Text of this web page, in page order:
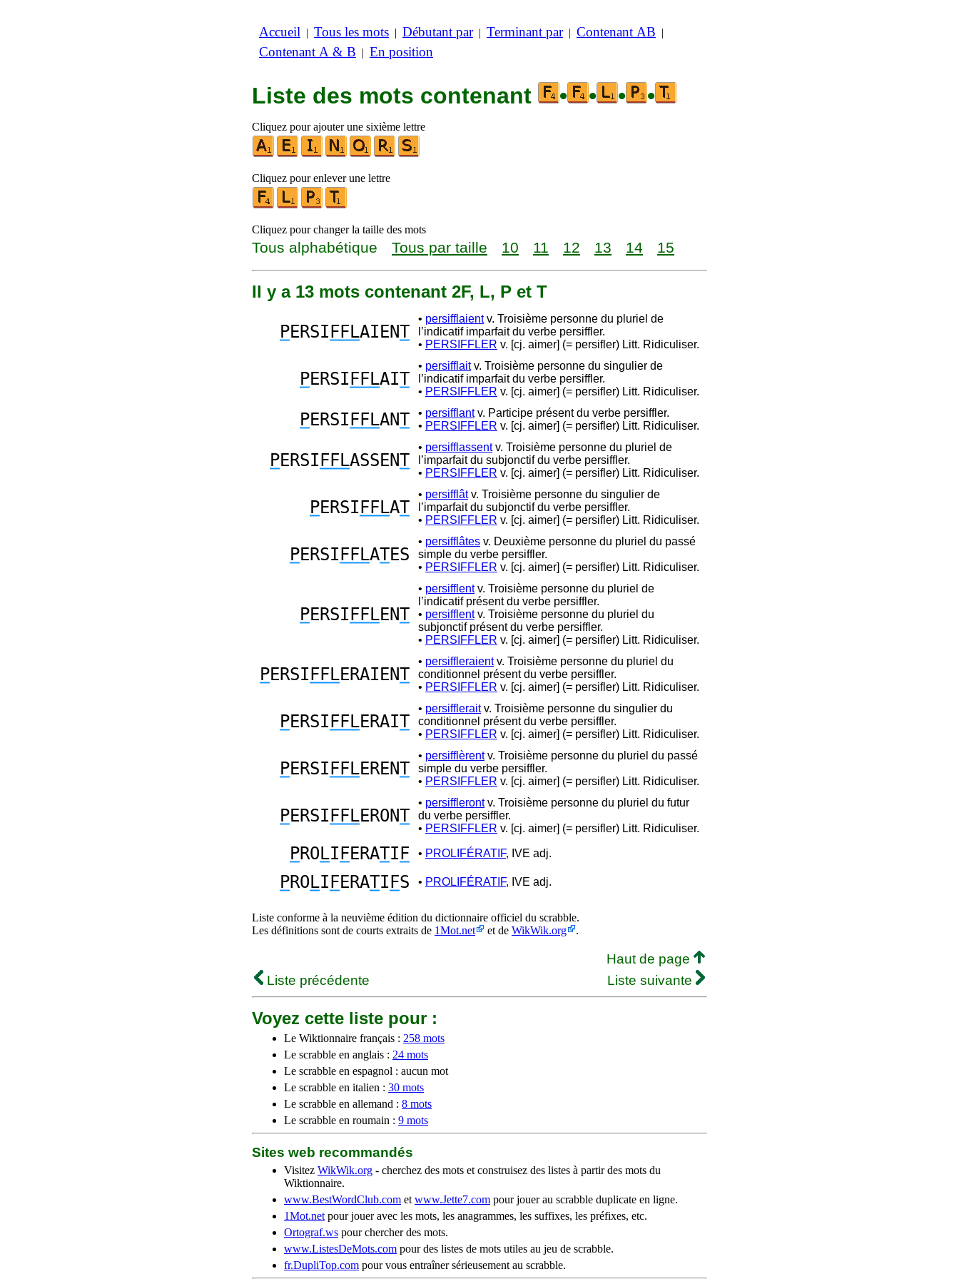
Accueil | Tous les mots | Débutant par| Terminant par| Contenant AB |
Contenant A & B | En position
Liste des mots contenant • • • •
Cliquez pour ajouter une sixième lettre
Cliquez pour enlever une lettre
Cliquez pour changer la taille des mots
Tous alphabétique Tous par taille 10 11 12 13 14 15
Il y a 13 mots contenant 2F, L, P et T
PERSI FFLAIENT
• persifflaientv. Troisième personne du pluriel de
l’indicatif imparfait du verbe persiffler.
• PERSIFFLER v. [cj. aimer] (= persifler) Litt. Ridiculiser.
PERSI FFLAIT
• persifflaitv. Troisième personne du singulier de
l’indicatif imparfait du verbe persiffler.
• PERSIFFLER v. [cj. aimer] (= persifler) Litt. Ridiculiser.
PERSI FFLANT • persifflantv. Participe présent du verbe persiffler.
• PERSIFFLER v. [cj. aimer] (= persifler) Litt. Ridiculiser.
PERSI FFLASSENT
• persifflassentv. Troisième personne du pluriel de
l’imparfait du subjonctif du verbe persiffler.
• PERSIFFLER v. [cj. aimer] (= persifler) Litt. Ridiculiser.
PERSI FFLAT
• persifflâtv. Troisième personne du singulier de
l’imparfait du subjonctif du verbe persiffler.
• PERSIFFLER v. [cj. aimer] (= persifler) Litt. Ridiculiser.
PERSI FFLATES
• persifflâtes v. Deuxième personne du pluriel du passé
simple du verbe persiffler.
• PERSIFFLER v. [cj. aimer] (= persifler) Litt. Ridiculiser.
PERSI FFLENT
• persifflentv. Troisième personne du pluriel de
l’indicatif présent du verbe persiffler.
• persifflentv. Troisième personne du pluriel du
subjonctif présent du verbe persiffler.
• PERSIFFLER v. [cj. aimer] (= persifler) Litt. Ridiculiser.
PERSI FFLERAIENT
• persiffleraientv. Troisième personne du pluriel du
conditionnel présent du verbe persiffler.
• PERSIFFLER v. [cj. aimer] (= persifler) Litt. Ridiculiser.
PERSI FFLERAIT
• persiffleraitv. Troisième personne du singulier du
conditionnel présent du verbe persiffler.
• PERSIFFLER v. [cj. aimer] (= persifler) Litt. Ridiculiser.
PERSI FFLERENT
• persifflèrentv. Troisième personne du pluriel du passé
simple du verbe persiffler.
• PERSIFFLER v. [cj. aimer] (= persifler) Litt. Ridiculiser.
PERSI FFLERONT
• persifflerontv. Troisième personne du pluriel du futur
du verbe persiffler.
• PERSIFFLER v. [cj. aimer] (= persifler) Litt. Ridiculiser.
PRO LI FERATI F • PROLIFÉRATIF, IVE adj.
PRO LI FERATI FS • PROLIFÉRATIF, IVE adj.
Liste conforme à la neuvième édition du dictionnaire officiel du scrabble.
Les définitions sont de courts extraits de 1Mot.net et de WikWik.org .
Haut de page
Liste précédente
Liste suivante
Voyez cette liste pour :
Le Wiktionnaire français : 258 mots
Le scrabble en anglais : 24 mots
Le scrabble en espagnol : aucun mot
Le scrabble en italien : 30 mots
Le scrabble en allemand : 8 mots
Le scrabble en roumain : 9 mots
Sites web recommandés
Visitez WikWik.org - cherchez des mots et construisez des listes à partir des mots du
Wiktionnaire.
www.BestWordClub.com et www.Jette7.com pour jouer au scrabble duplicate en ligne.
1Mot.net pour jouer avec les mots, les anagrammes, les suffixes, les préfixes, etc.
Ortograf.ws pour chercher des mots.
www.ListesDeMots.com pour des listes de mots utiles au jeu de scrabble.
fr.DupliTop.com pour vous entraîner sérieusement au scrabble.